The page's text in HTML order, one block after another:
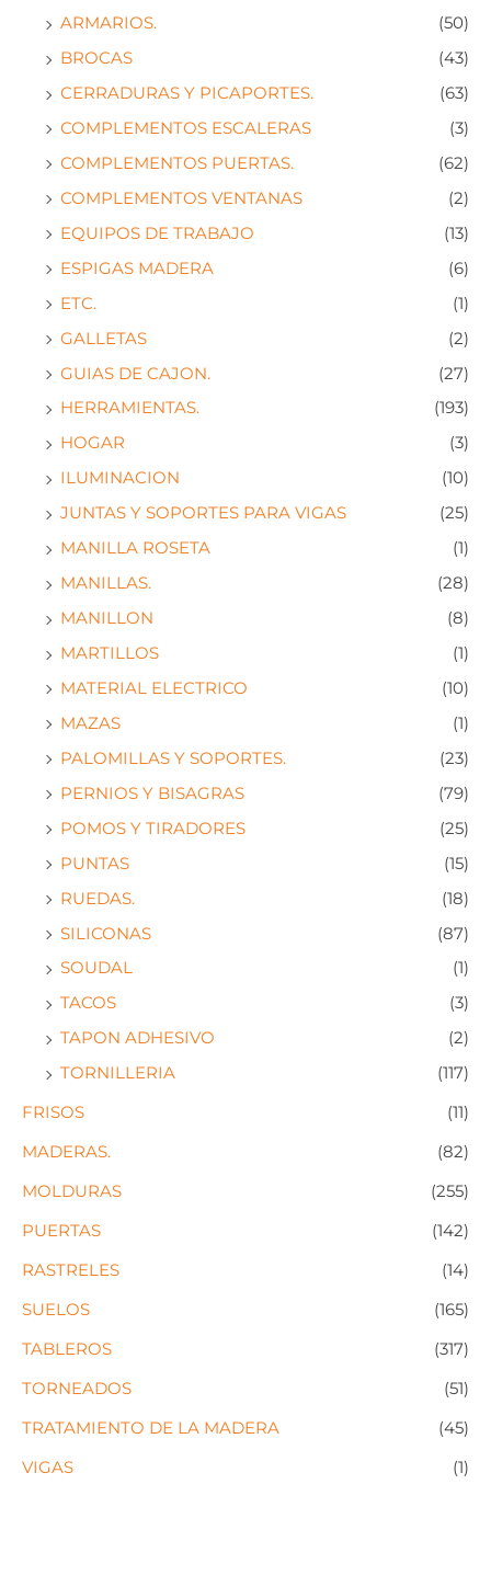
ARMARIOS.
(50)
BROCAS
(43)
CERRADURAS Y PICAPORTES.
(63)
COMPLEMENTOS ESCALERAS
(3)
COMPLEMENTOS PUERTAS.
(62)
COMPLEMENTOS VENTANAS
(2)
EQUIPOS DE TRABAJO
(13)
ESPIGAS MADERA
(6)
ETC.
(1)
GALLETAS
(2)
GUIAS DE CAJON.
(27)
HERRAMIENTAS.
(193)
HOGAR
(3)
ILUMINACION
(10)
JUNTAS Y SOPORTES PARA VIGAS
(25)
MANILLA ROSETA
(1)
MANILLAS.
(28)
MANILLON
(8)
MARTILLOS
(1)
MATERIAL ELECTRICO
(10)
MAZAS
(1)
PALOMILLAS Y SOPORTES.
(23)
PERNIOS Y BISAGRAS
(79)
POMOS Y TIRADORES
(25)
PUNTAS
(15)
RUEDAS.
(18)
SILICONAS
(87)
SOUDAL
(1)
TACOS
(3)
TAPON ADHESIVO
(2)
TORNILLERIA
(117)
FRISOS
(11)
MADERAS.
(82)
MOLDURAS
(255)
PUERTAS
(142)
RASTRELES
(14)
SUELOS
(165)
TABLEROS
(317)
TORNEADOS
(51)
TRATAMIENTO DE LA MADERA
(45)
VIGAS
(1)